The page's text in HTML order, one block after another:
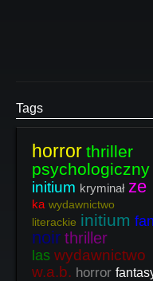
Tags
horror thriller
psychologiczny
initium kryminał ze
ka wydawnictwo
literackie initium
noir thriller
las wydawnictwo
w.a.b. horror